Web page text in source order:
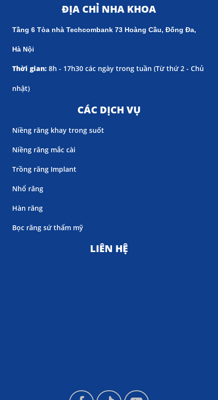
ĐỊA CHỈ NHA KHOA
Tầng 6 Tòa nhà Techcombank 73 Hoàng Cầu, Đống Đa,
Hà Nội
Thời gian: 8h - 17h30 các ngày trong tuần (Từ thứ 2 - Chủ
nhật)
CÁC DỊCH VỤ
Niềng răng khay trong suốt
Niềng răng mắc cài
Trồng răng Implant
Nhổ răng
Hàn răng
Bọc răng sứ thẩm mỹ
LIÊN HỆ